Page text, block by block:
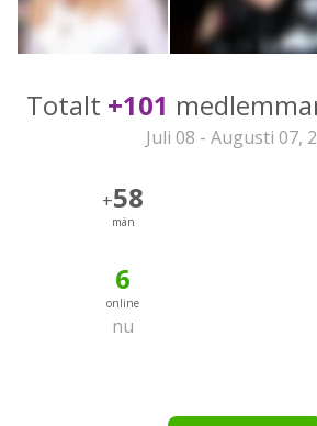
Totalt +101
Juli 08 - Augusti 07,
+58
män
6
online
nu